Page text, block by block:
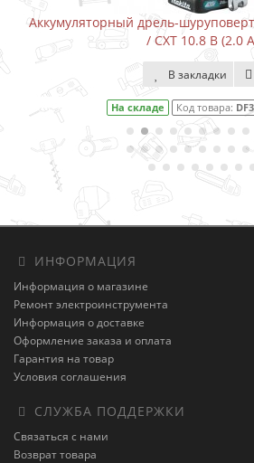
Аккумуляторный дрель-
/ CXT 10.8 В (2.0
В закладки
На складе Код товара:
ИНФОРМАЦИЯ
Информация о магазине
Ремонт электроинструмента
Информация о доставке
Оформление заказа и оплата
Гарантия на товар
Условия соглашения
СЛУЖБА ПОДДЕРЖКИ
Связаться с нами
Возврат товара